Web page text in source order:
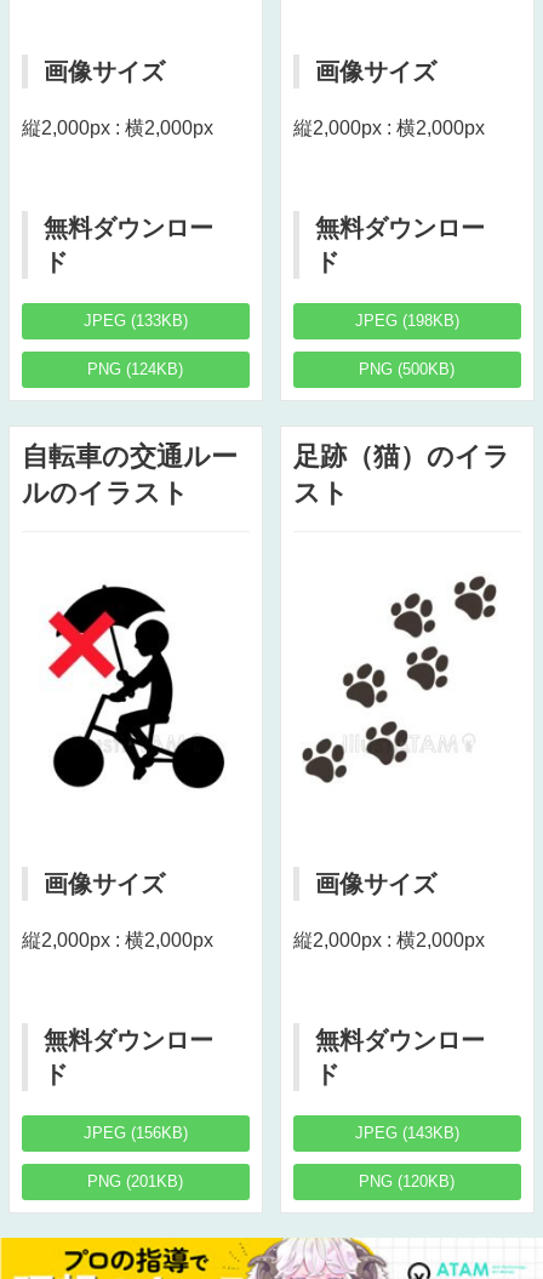
画像サイズ
縦2,000px : 横2,000px
無料ダウンロー
ド
JPEG (133KB)
PNG (124KB)
画像サイズ
縦2,000px : 横2,000px
無料ダウンロー
ド
JPEG (198KB)
PNG (500KB)
自転車の交通ルー
ルのイラスト
画像サイズ
縦2,000px : 横2,000px
無料ダウンロー
ド
JPEG (156KB)
PNG (201KB)
足跡（猫）のイラ
スト
画像サイズ
縦2,000px : 横2,000px
無料ダウンロー
ド
JPEG (143KB)
PNG (120KB)